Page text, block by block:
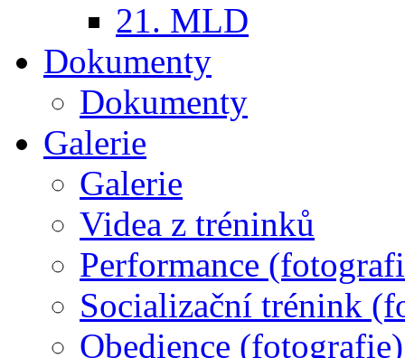
21. MLD
Dokumenty
Dokumenty
Galerie
Galerie
Videa z tréninků
Performance
Socializační trénink
Obedience (fotografie)